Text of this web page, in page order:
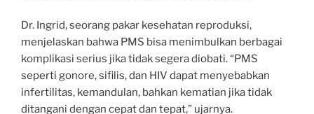
Dr. Ingrid, seorang pakar kesehatan reproduksi,
menjelaskan bahwa PMS bisa menimbulkan berbagai
komplikasi serius jika tidak segera diobati. “PMS
seperti gonore, sifilis, dan HIV dapat menyebabkan
infertilitas, kemandulan, bahkan kematian jika tidak
ditangani dengan cepat dan tepat,” ujarnya.